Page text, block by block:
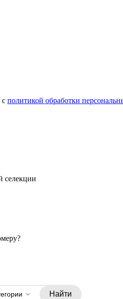
с политикой обработки
селекции
Найти